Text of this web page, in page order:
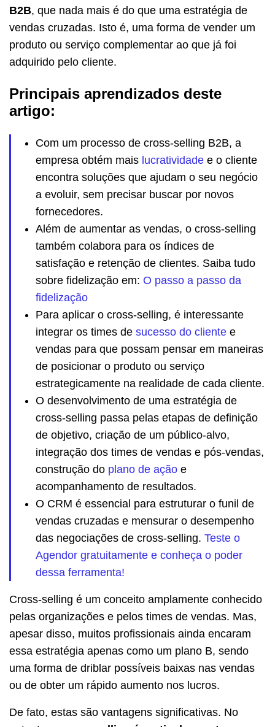
B2B, que nada mais é do que uma estratégia de
vendas cruzadas. Isto é, uma forma de vender um
produto ou serviço complementar ao que já foi
adquirido pelo cliente.
Principais aprendizados deste
artigo:
Com um processo de cross-selling B2B, a
empresa obtém mais lucratividade e o cliente
encontra soluções que ajudam o seu negócio
a evoluir, sem precisar buscar por novos
fornecedores.
Além de aumentar as vendas, o cross-selling
também colabora para os índices de
satisfação e retenção de clientes. Saiba tudo
sobre fidelização em: O passo a passo da
fidelização
Para aplicar o cross-selling, é interessante
integrar os times de sucesso do cliente e
vendas para que possam pensar em maneiras
de posicionar o produto ou serviço
estrategicamente na realidade de cada cliente.
O desenvolvimento de uma estratégia de
cross-selling passa pelas etapas de definição
de objetivo, criação de um público-alvo,
integração dos times de vendas e pós-vendas,
construção do plano de ação e
acompanhamento de resultados.
O CRM é essencial para estruturar o funil de
vendas cruzadas e mensurar o desempenho
das negociações de cross-selling. Teste o
Agendor gratuitamente e conheça o poder
dessa ferramenta!
Cross-selling é um conceito amplamente conhecido
pelas organizações e pelos times de vendas. Mas,
apesar disso, muitos profissionais ainda encaram
essa estratégia apenas como um plano B, sendo
uma forma de driblar possíveis baixas nas vendas
ou de obter um rápido aumento nos lucros.
De fato, estas são vantagens significativas. No